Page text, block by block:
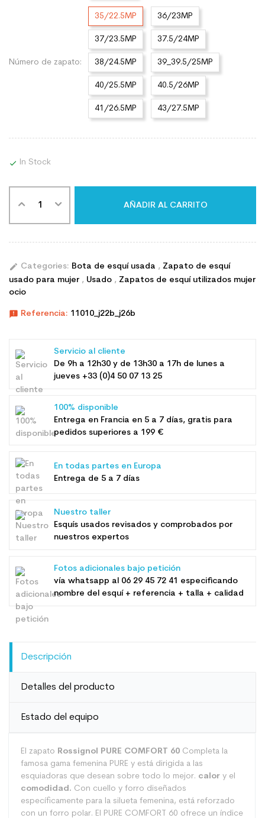
Número de zapato:
35/22.5MP 36/23MP
37/23.5MP 37.5/24MP
38/24.5MP 39_39.5/25MP
40/25.5MP 40.5/26MP
41/26.5MP 43/27.5MP
 In Stock
AÑADIR AL CARRITO
edit Categories: Bota de esquí usada , Zapato de esquí
usado para mujer , Usado , Zapatos de esquí utilizados mujer
ocio
announcement Referencia: 11010_j22b_j26b
Servicio al cliente
De 9h a 12h30 y de 13h30 a 17h de lunes a
jueves +33 (0)4 50 07 13 25
100% disponible
Entrega en Francia en 5 a 7 días, gratis para
pedidos superiores a 199 €
En todas partes en Europa
Entrega de 5 a 7 días
Nuestro taller
Esquís usados ​​revisados ​​y comprobados por
nuestros expertos
Fotos adicionales bajo petición
vía whatsapp al 06 29 45 72 41 especificando
nombre del esquí + referencia + talla + calidad
Descripción
Detalles del producto
Estado del equipo
El zapato Rossignol PURE COMFORT 60 Completa la
famosa gama femenina PURE y está dirigida a las
esquiadoras que desean sobre todo lo mejor. calor y el
comodidad. Con cuello y forro diseñados
específicamente para la silueta femenina, está reforzado
con un forro polar. El PURE COMFORT 60 ofrece un índice